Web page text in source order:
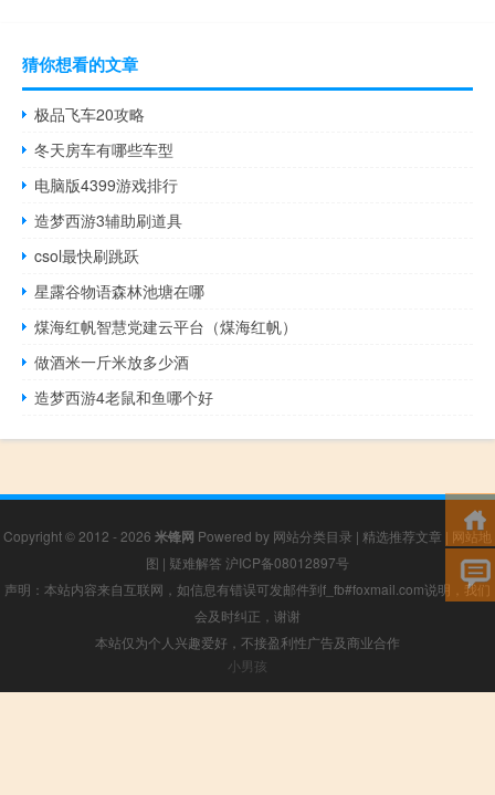
猜你想看的文章
极品飞车20攻略
冬天房车有哪些车型
电脑版4399游戏排行
造梦西游3辅助刷道具
csol最快刷跳跃
星露谷物语森林池塘在哪
煤海红帆智慧党建云平台（煤海红帆）
做酒米一斤米放多少酒
造梦西游4老鼠和鱼哪个好
Copyright © 2012 - 2026 米锋网 Powered by 网站分类目录 | 精选推荐文章 | 网站地
图 | 疑难解答 沪ICP备08012897号
声明：本站内容来自互联网，如信息有错误可发邮件到f_fb#foxmail.com说明，我们
会及时纠正，谢谢
本站仅为个人兴趣爱好，不接盈利性广告及商业合作
小男孩